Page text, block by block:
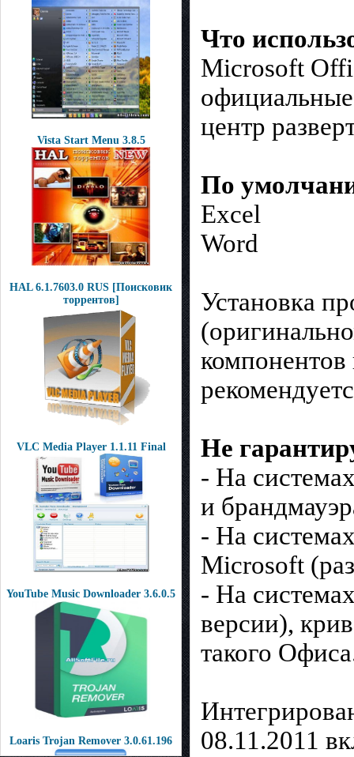
Vista Start Menu 3.8.5
HAL 6.1.7603.0 RUS [Поисковик
торрентов]
VLC Media Player 1.1.11 Final
YouTube Music Downloader 3.6.0.5
Loaris Trojan Remover 3.0.61.196
Что
Microsoft
центр
По
Excel
Word
Установка
компонентов
Не
- На
и
- На
Microsoft
- На
версии),
такого
08.11.2011